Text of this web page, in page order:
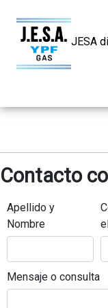
JESA
Contacto
Apellido y
Nombre
Mensaje o consulta